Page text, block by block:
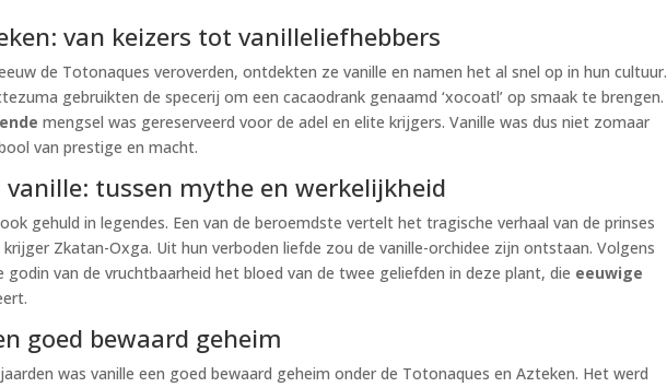
van keizers tot vanilleliefhebbers
de Totonaques veroverden, ontdekten ze vanille en namen het al snel op in hun cultuur.
gebruikten de specerij om een cacaodrank genaamd ‘xocoatl’ op smaak te brengen.
mengsel was gereserveerd voor de adel en elite krijgers. Vanille was dus niet zomaar
van prestige en macht.
vanille: tussen mythe en werkelijkheid
gehuld in legendes. Een van de beroemdste vertelt het tragische verhaal van de prinses
Zkatan-Oxga. Uit hun verboden liefde zou de vanille-orchidee zijn ontstaan. Volgens
godin van de vruchtbaarheid het bloed van de twee geliefden in deze plant, die eeuwige
goed bewaard geheim
was vanille een goed bewaard geheim onder de Totonaques en Azteken. Het werd